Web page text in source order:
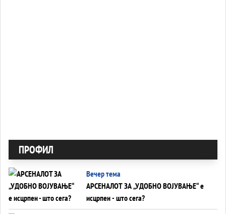
ПРОФИЛ
Вечер тема
АРСЕНАЛОТ ЗА „УДОБНО ВОЈУВАЊЕ“ е
исцрпен - што сега?